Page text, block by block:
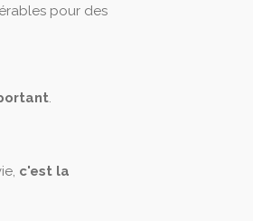
pour des
.
c'est la